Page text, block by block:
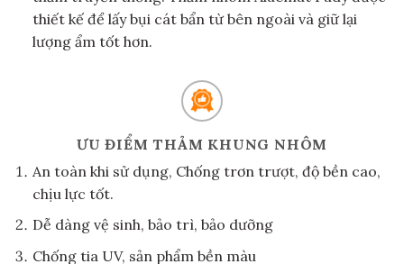
thiết kế để lấy bụi cát bẩn từ bên ngoài và giữ lại
lượng ẩm tốt hơn.
ƯU ĐIỂM THẢM KHUNG NHÔM
An toàn khi sử dụng, Chống trơn trượt, độ bền cao,
chịu lực tốt.
Dễ dàng vệ sinh, bảo trì, bảo dưỡng
Chống tia UV, sản phẩm bền màu